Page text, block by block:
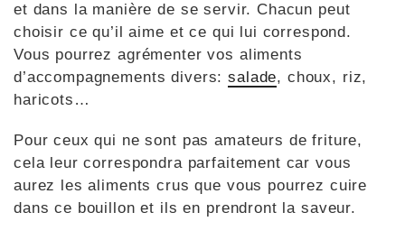
et dans la manière de se servir. Chacun peut
choisir ce qu’il aime et ce qui lui correspond.
Vous pourrez agrémenter vos aliments
d’accompagnements divers:salade, choux, riz,
haricots…
Pour ceux qui ne sont pas amateurs de friture,
cela leur correspondra parfaitement car vous
aurez les aliments crus que vous pourrez cuire
dans ce bouillon et ils en prendront la saveur.